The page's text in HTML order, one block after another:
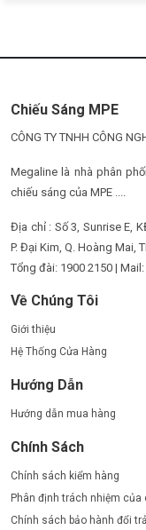
Chiếu Sáng MPE
CÔNG TY TNHH CÔNG
Megaline là nhà phân
chiếu sáng của MPE ....
Địa chỉ : Số 3, Sunrise E,
P. Đại Kim, Q. Hoàng Mai,
Tổng đài: 1900 2150 |
Về Chúng Tôi
Giới thiệu
Hệ Thống Cửa Hàng
Hướng Dẫn
Hướng dẫn mua hàng
Chính Sách
Chính sách kiểm hàng
Phân định trách nhiệm của
Chính sách bảo hành đổi trả